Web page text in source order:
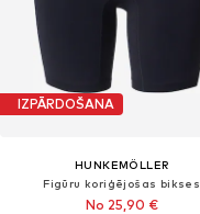
IZPĀRDOŠANA
HUNKEMÖLLER
Figūru koriģējošas bikses
No 25,90 €